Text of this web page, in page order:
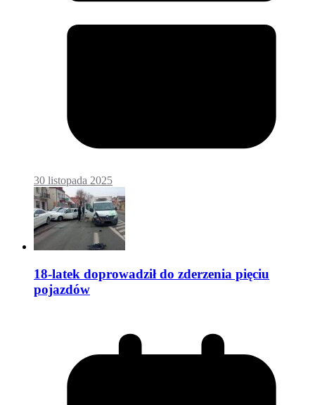
30 listopada 2025
18-latek doprowadził do zderzenia pięciu
pojazdów